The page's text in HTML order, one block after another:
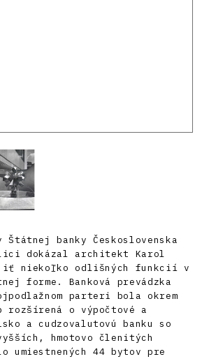
Štátnej banky Československa
dokázal architekt Karol
niekoľko odlišných funkcií v
forme. Banková prevádzka
parteri bola okrem
rozšírená o výpočtové a
a cudzovalutovú banku so
hmotovo členitých
umiestnených 44 bytov pre